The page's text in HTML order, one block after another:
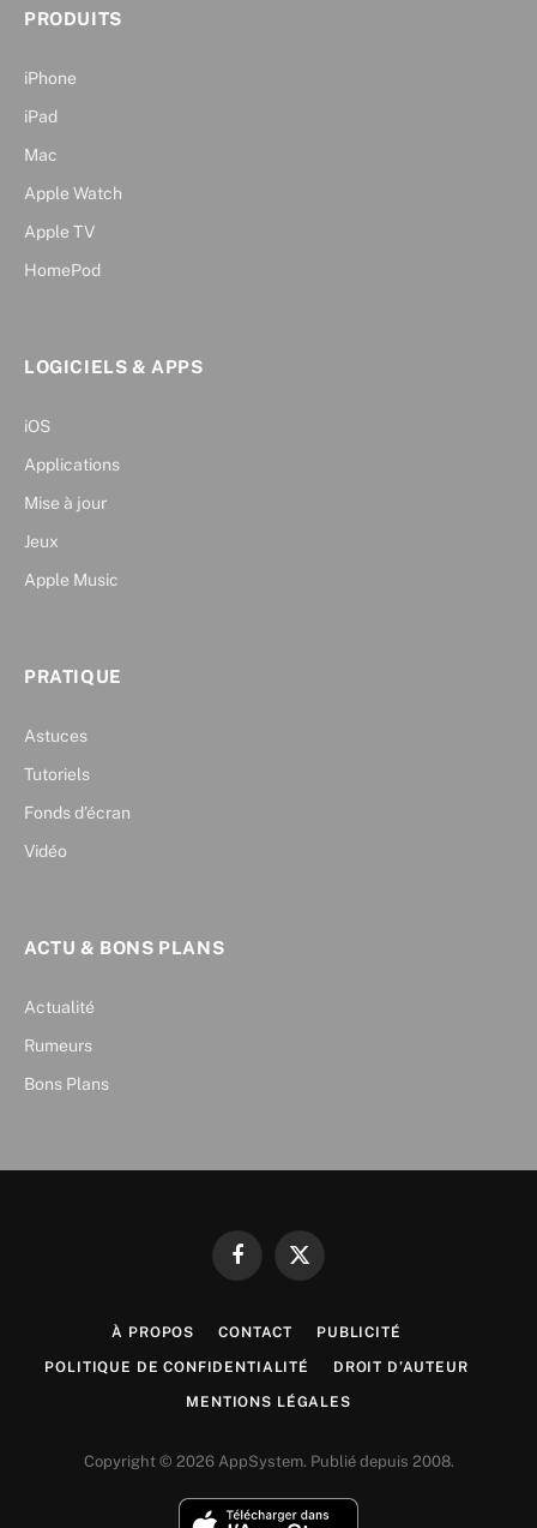
PRODUITS
iPhone
iPad
Mac
Apple Watch
Apple TV
HomePod
LOGICIELS & APPS
iOS
Applications
Mise à jour
Jeux
Apple Music
PRATIQUE
Astuces
Tutoriels
Fonds d’écran
Vidéo
ACTU & BONS PLANS
Actualité
Rumeurs
Bons Plans
FacebookX
À PROPOS CONTACT PUBLICITÉ
POLITIQUE DE CONFIDENTIALITÉ DROIT D’AUTEUR
MENTIONS LÉGALES
Copyright © 2026 AppSystem. Publié depuis 2008.